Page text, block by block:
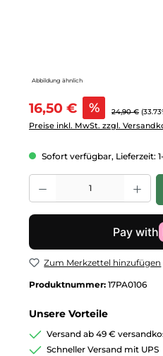
Abbildung ähnlich
Verkaufspreis:
16,50 € % Regulärer
24,90 €
Preise inkl. MwSt. zzgl.
Sofort verfügbar, Lieferzeit:
Produkt Anzahl: Gib den
Zum Merkzettel hinzufügen
Produktnummer: 17PA0106
Unsere Vorteile
Versand ab 49 €
Schneller Versand mit UPS